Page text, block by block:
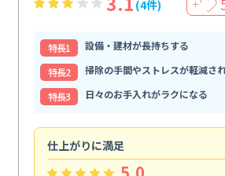
(4件) ＋
特⻑1
設備・建材が長持ちする
特⻑2
掃除の手間やストレスが軽減さ
特⻑3
日々のお手入れがラクになる
仕上がりに満足